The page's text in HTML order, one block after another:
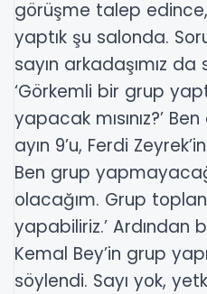
görüşme talep
yaptık şu salonda.
sayın arkadaşımız da
‘Görkemli bir grup
yapacak mısınız?’
ayın 9’u, Ferdi
Ben grup
olacağım. Grup
yapabiliriz.’ Ardından
Kemal Bey’in grup
söylendi. Sayı yok,